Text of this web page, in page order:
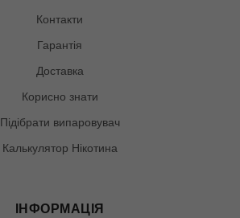
Контакти
Гарантія
Доставка
Корисно знати
Підібрати випаровувач
Калькулятор Нікотина
ІНФОРМАЦІЯ